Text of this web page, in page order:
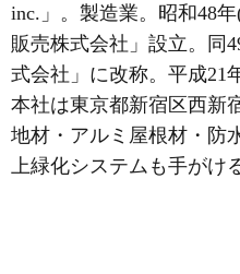
inc.」。製造業。昭和48
販売株式会社」設立。同
式会社」に改称。平成21
本社は東京都新宿区西新
地材・アルミ屋根材・防
上緑化システムも手がけ